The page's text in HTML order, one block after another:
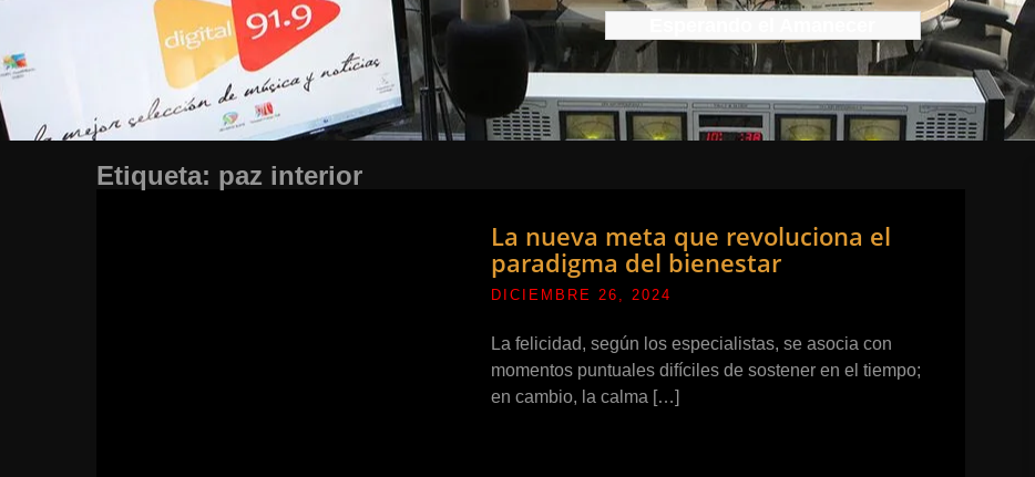
Etiqueta: paz interior
La nueva meta que revoluciona el
paradigma del bienestar
DICIEMBRE 26, 2024
La felicidad, según los especialistas, se asocia con
momentos puntuales difíciles de sostener en el tiempo;
en cambio, la calma […]